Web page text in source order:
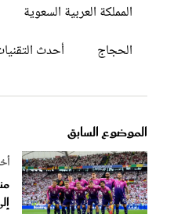
المملكة العربية السعوية
الحجاج
أحدث
الموضوع السابق